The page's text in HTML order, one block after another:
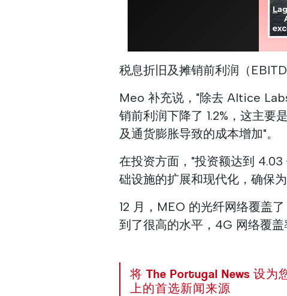
税息折旧及摊销前利润（
Meo 补充说，"除去 Altice
销前利润下降了 1.2%，这主要
及通货膨胀导致的成本增加"。
在投资方面，"投资额达到 4.03
础设施的扩展和现代化，确保
12 月，MEO 的光纤网络覆盖
到了很高的水平，4G 网络覆盖
将 The Portugal News 设为
上的首选新闻来源